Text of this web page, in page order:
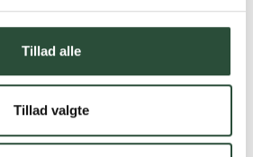
Tillad alle
Tillad valgte